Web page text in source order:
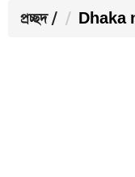
প্রচ্ছদ / Dhaka